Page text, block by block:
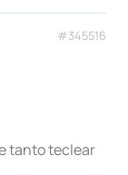
#345516
tanto teclear